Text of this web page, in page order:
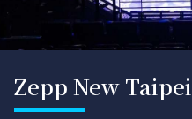
Zepp New Taipei